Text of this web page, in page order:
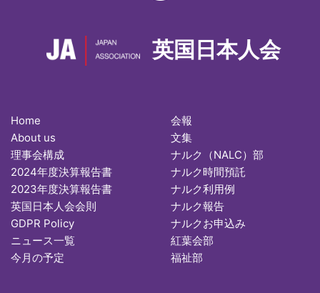
英国日本人会
Home
About us
理事会構成
2024年度決算報告書
2023年度決算報告書
英国日本人会会則
GDPR Policy
ニュース一覧
今月の予定
会報
文集
ナルク（NALC）部
ナルク時間預託
ナルク利用例
ナルク報告
ナルクお申込み
紅葉会部
福祉部